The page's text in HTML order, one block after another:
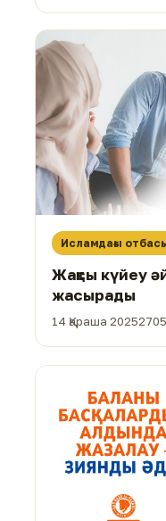
Исламдағы
Жақсы күйеу
жасырады
14 Қараша 2025